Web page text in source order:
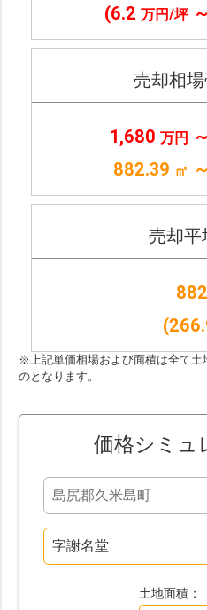
(6.2 万円/坪
売却相
1,680 万円
882.39 ㎡
売却平
882
※上記単価相場および面積は全て土
のとなります。
価格シミュ
土地面積：